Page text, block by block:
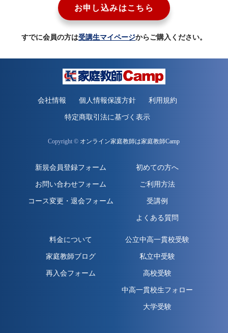
お申し込みはこちら
すでに会員の方は受講生マイページからご購入ください。
会社情報 個人情報保護方針 利用規約
特定商取引法に基づく表示
Copyright © オンライン家庭教師は家庭教師Camp
新規会員登録フォーム
お問い合わせフォーム
コース変更・退会フォーム
初めての方へ
ご利用方法
受講例
よくある質問
料金について
家庭教師ブログ
再入会フォーム
公立中高一貫校受験
私立中受験
高校受験
中高一貫校生フォロー
大学受験